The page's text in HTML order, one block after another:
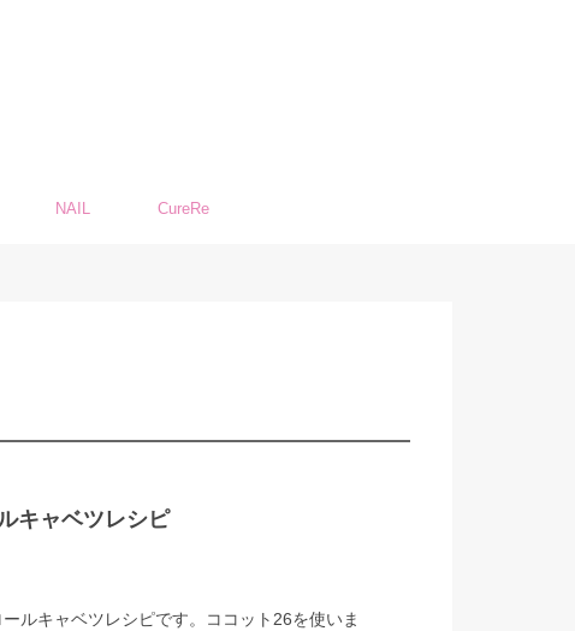
NAIL CureRe
キャベツレシピ
ルキャベツレシピです。ココット26を使いま